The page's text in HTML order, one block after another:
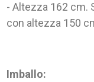
- Altezza 162 cm.
con altezza 150
Imballo: